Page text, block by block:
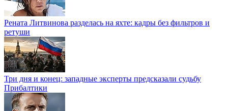
Рената Литвинова разделась на яхте: кадры без фильтров и
ретуши
Три дня и конец: западные эксперты предсказали судьбу
Прибалтики